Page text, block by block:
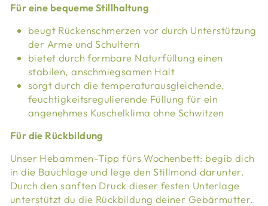
Für eine bequeme Stillhaltung
beugt Rückenschmerzen vor durch Unterstützung
der Arme und Schultern
bietet durch formbare Naturfüllung einen
stabilen, anschmiegsamen Halt
sorgt durch die temperaturausgleichende,
feuchtigkeitsregulierende Füllung für ein
angenehmes Kuschelklima ohne Schwitzen
Für die Rückbildung
Unser Hebammen-Tipp fürs Wochenbett: begib dich
in die Bauchlage und lege den Stillmond darunter.
Durch den sanften Druck dieser festen Unterlage
unterstützt du die Rückbildung deiner Gebärmutter.